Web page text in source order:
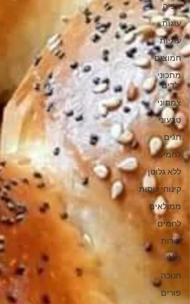
אפיה
עוגות
עוגיות
חמוצים
מתכוני
ילדים
צמחוני
טבעוני
חגים
לחמים
ללא גלוטן
קינוחי כוסות
ממולאים
לחמים
פירות
כללי
חנוכה
פורים